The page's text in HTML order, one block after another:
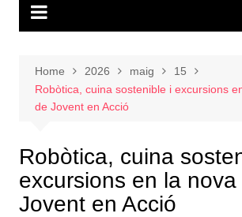
Home 2026 maig
15
Robòtica, cuina sostenible i excursions
de Jovent en Acció
Robòtica, cuina
excursions en la
Jovent en Acció